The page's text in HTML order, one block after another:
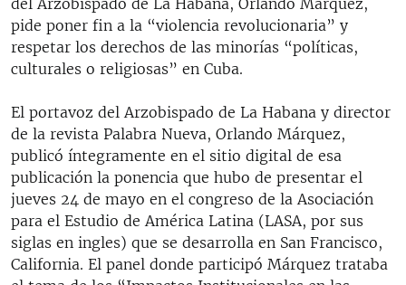
pide poner fin a la “violencia revolucionaria” y
respetar los derechos de las minorías “políticas,
culturales o religiosas” en Cuba.
El portavoz del Arzobispado de La Habana y director
de la revista Palabra Nueva, Orlando Márquez,
publicó íntegramente en el sitio digital de esa
publicación la ponencia que hubo de presentar el
jueves 24 de mayo en el congreso de la Asociación
para el Estudio de América Latina (LASA, por sus
siglas en ingles) que se desarrolla en San Francisco,
California. El panel donde participó Márquez trataba